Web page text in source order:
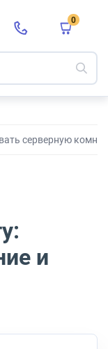
0
серверную
и